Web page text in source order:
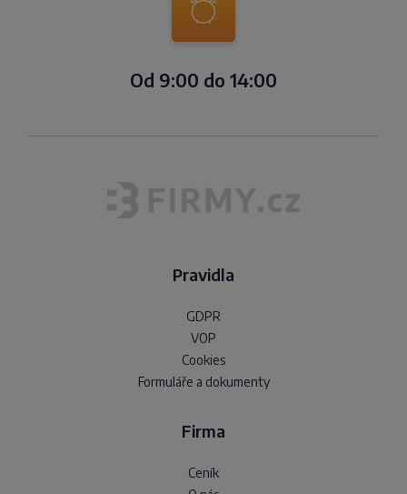
Od 9:00 do 14:00
Pravidla
GDPR
VOP
Cookies
Formuláře a dokumenty
Firma
Ceník